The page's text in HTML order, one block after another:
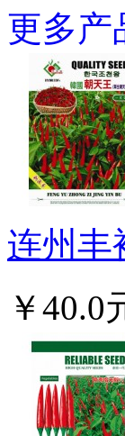
更多产
连州丰
￥40.0